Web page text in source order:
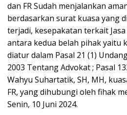
dan FR Sudah menjalankan
berdasarkan surat kuasa yang
terjadi, kesepakatan terkait
antara kedua belah pihak yaitu
diatur dalam Pasal 21 (1)
2003 Tentang Advokat ; Pasal
Wahyu Suhartatik, SH, MH,
FR, yang dihubungi oleh fihak
Senin, 10 Juni 2024.